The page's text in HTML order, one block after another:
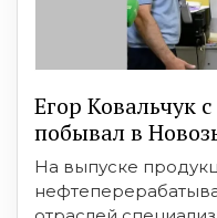
Егор Ковальчук
побывал в
На выпуске